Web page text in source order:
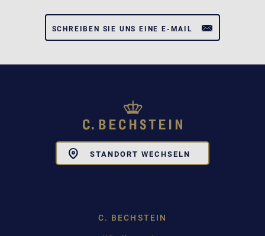
SCHREIBEN SIE UNS EINE E-MAIL
STANDORT WECHSELN
C. BECHSTEIN